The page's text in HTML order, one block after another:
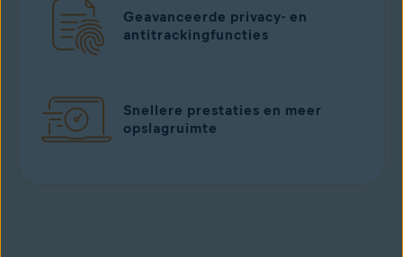
Geavanceerde privacy- en
antitrackingfuncties
Snellere prestaties en meer
opslagruimte